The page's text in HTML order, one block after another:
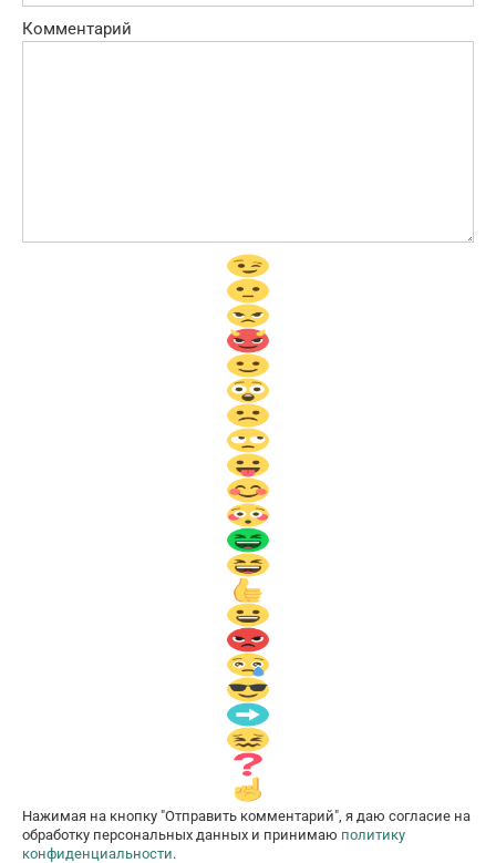
Комментарий
Нажимая на кнопку "Отправить комментарий", я даю согласие на
обработку персональных данных и принимаю политику
конфиденциальности.